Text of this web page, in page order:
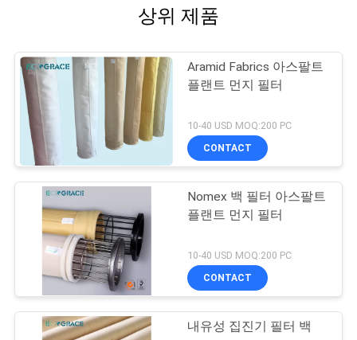
상위 제품
Aramid Fabrics 아스팔트
플랜트 먼지 필터
10-40 USD MOQ:200 PC
CONTACT
Nomex 백 필터 아스팔트
플랜트 먼지 필터
10-40 USD MOQ:200 PC
CONTACT
내유성 집진기 필터 백